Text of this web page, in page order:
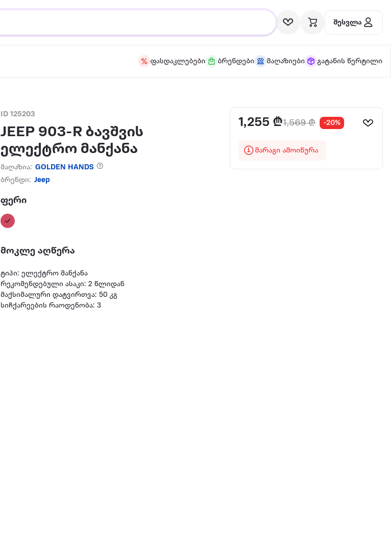
შესვლა
ფასდაკლებები ბრენდები მაღაზიები გატანის წერტილი
ID 125203
JEEP 903-R ბავშვის
ელექტრო მანქანა
მაღაზია: GOLDEN HANDS
ბრენდი: Jeep
ფერი
მოკლე აღწერა
ტიპი: ელექტრო მანქანა
რეკომენდებული ასაკი: 2 წლიდან
მაქსიმალური დატვირთვა: 50 კგ
სიჩქარეების რაოდენობა: 3
1,255 ₾1,569 ₾ -20%
მარაგი ამოიწურა